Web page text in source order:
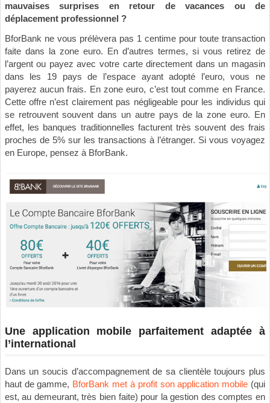
mauvaises surprises en retour de vacances ou de
déplacement professionnel ?
BforBank ne vous prélèvera pas 1 centime pour toute transaction
faite dans la zone euro. En d’autres termes, si vous retirez de
l’argent ou payez avec votre carte directement dans un magasin
dans les 19 pays de l’espace ayant adopté l’euro, vous ne
payerez aucun frais. En zone euro, c’est tout comme en France.
Cette offre n’est clairement pas négligeable pour les individus qui
se retrouvent souvent dans un autre pays de la zone euro. En
effet, les banques traditionnelles facturent très souvent des frais
proches de 5% sur les transactions à l’étranger. Si vous voyagez
en Europe, pensez à BforBank.
Une application mobile parfaitement adaptée à
l’international
Dans un soucis d’accompagnement de sa clientèle toujours plus
haut de gamme, BforBank met à profit son application mobile (qui
est, au demeurant, très bien faite) pour la gestion des comptes en